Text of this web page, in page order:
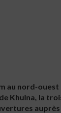
au nord-
Khulna, la